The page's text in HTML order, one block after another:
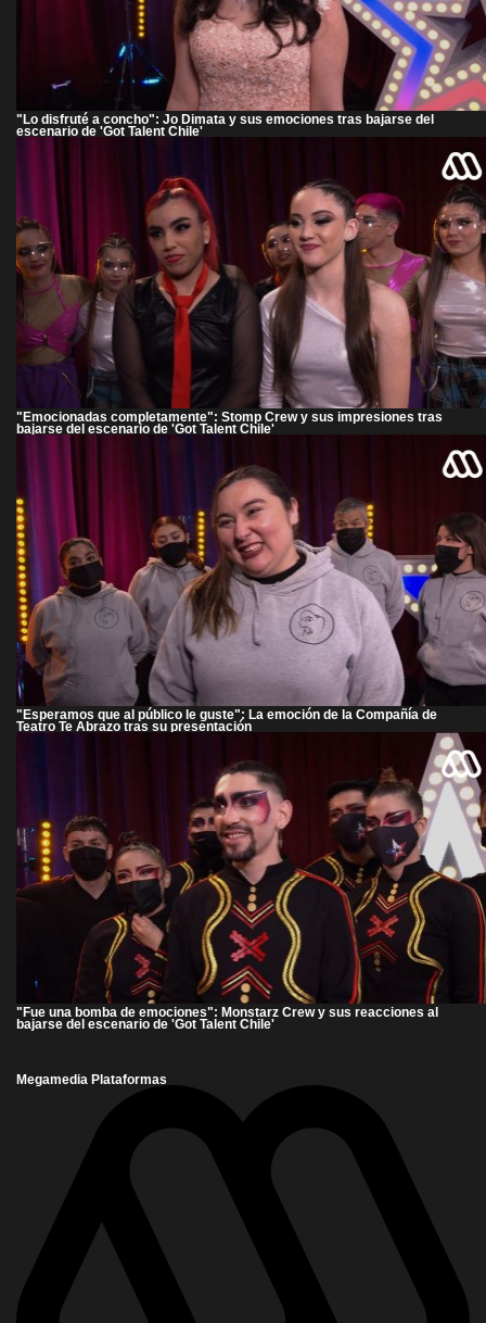
"Lo disfruté a concho": Jo Dimata y sus emociones tras bajarse del
escenario de 'Got Talent Chile'
"Emocionadas completamente": Stomp Crew y sus impresiones tras
bajarse del escenario de 'Got Talent Chile'
"Esperamos que al público le guste": La emoción de la Compañía de
Teatro Te Abrazo tras su presentación
"Fue una bomba de emociones": Monstarz Crew y sus reacciones al
bajarse del escenario de 'Got Talent Chile'
Megamedia Plataformas